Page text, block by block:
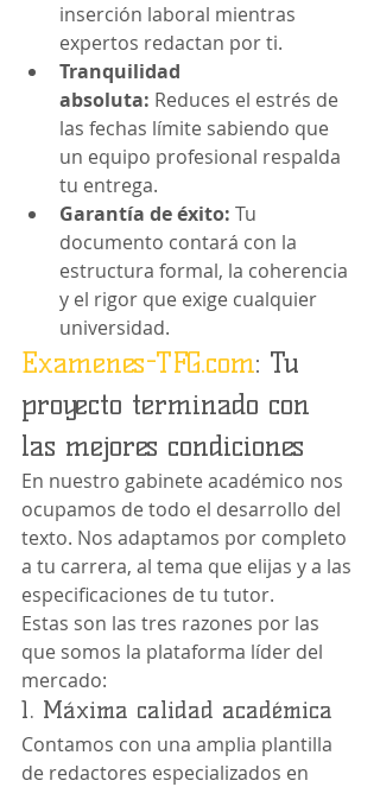
inserción laboral mientras
expertos redactan por ti.
Tranquilidad
absoluta: Reduces el estrés de
las fechas límite sabiendo que
un equipo profesional respalda
tu entrega.
Garantía de éxito: Tu
documento contará con la
estructura formal, la coherencia
y el rigor que exige cualquier
universidad.
Examenes-TFG.com: Tu
proyecto terminado con
las mejores condiciones
En nuestro gabinete académico nos
ocupamos de todo el desarrollo del
texto. Nos adaptamos por completo
a tu carrera, al tema que elijas y a las
especificaciones de tu tutor.
Estas son las tres razones por las
que somos la plataforma líder del
mercado:
1. Máxima calidad académica
Contamos con una amplia plantilla
de redactores especializados en